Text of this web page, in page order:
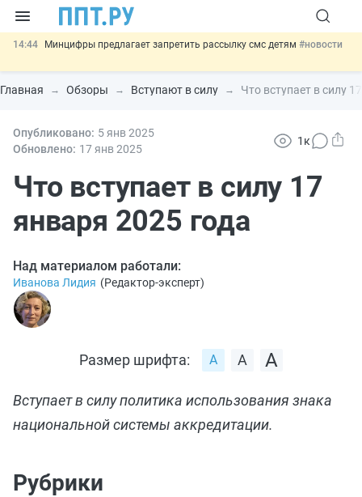
14:44 Минцифры предлагает запретить рассылку смс детям #новости
14:02 Основания для выдворения иностранцев из России стало
больше
#новости
12:42 Губернаторам дадут право вводить разрешительный учёт
иностранцев #новости
отношений
Главная Обзоры Вступают в силу Что вступает в силу
Опубликовано: 5 янв2025
Обновлено: 17 янв2025
1к
Что вступает в силу 17
января 2025 года
Над материалом работали:
Иванова Лидия (Редактор-эксперт)
Размер шрифта:
Вступает в силу политика использования знака
национальной системы аккредитации.
Рубрики